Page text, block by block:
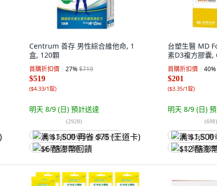
Centrum 善存 男性綜合維他命, 1
盒, 120顆
首購折扣價 27%$719
$519
($4.33/1錠)
明天 8/9 (日) 預計送達
(2928)
满 $1,500 再省 $75 (王道卡)
$6 酷澎幣回饋
台塑生醫 MD
素D3複方膠囊
首購折扣價 40%
$201
($3.35/1錠)
明天 8/9 (日)
(698)
满 $1,500 再
$12 酷澎幣